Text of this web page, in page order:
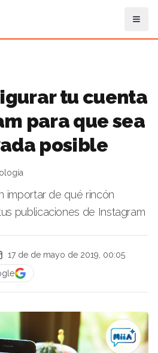
tu cuenta
para que sea
posible
importar de qué rincón
publicaciones de Instagram
17 de de mayo de 2019, 00:05